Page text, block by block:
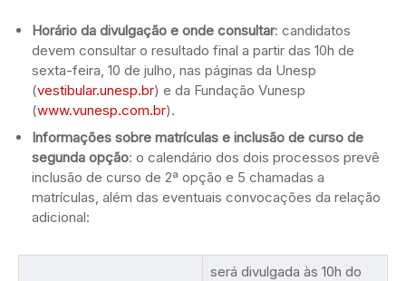
Horário da divulgação e onde consultar: candidatos
devem consultar o resultado final a partir das 10h de
sexta-feira, 10 de julho, nas páginas da Unesp
(vestibular.unesp.br) e da Fundação Vunesp
(www.vunesp.com.br).
Informações sobre matrículas e inclusão de curso de
segunda opção: o calendário dos dois processos prevê
inclusão de curso de 2ª opção e 5 chamadas a
matrículas, além das eventuais convocações da relação
adicional:
será divulgada às 10h do